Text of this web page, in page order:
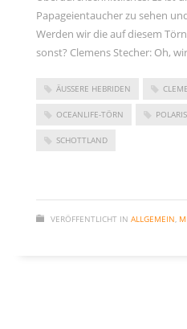
Papageientaucher zu sehen
Werden wir die auf diesem
sonst? Clemens Stecher: Oh,
ÄUSSERE HEBRIDEN
OCEANLIFE-TÖRN POLARIS
SCHOTTLAND
VERÖFFENTLICHT IN ALLGEMEIN,